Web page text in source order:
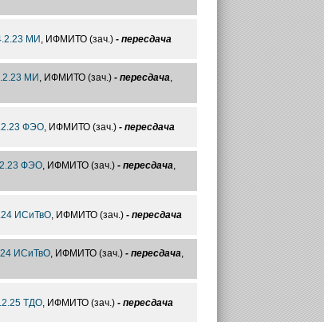
МИ , ИФМИТО (зач.) - пересдача
МИ , ИФМИТО (зач.) - пересдача,
ФЭО, ИФМИТО (зач.) - пересдача
ФЭО, ИФМИТО (зач.) - пересдача,
ИСиТвО, ИФМИТО (зач.) - пересдача
ИСиТвО, ИФМИТО (зач.) - пересдача,
ТДО, ИФМИТО (зач.) - пересдача